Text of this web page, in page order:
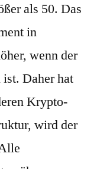
als 50. Das
in
wenn der
Daher hat
Krypto-
wird der